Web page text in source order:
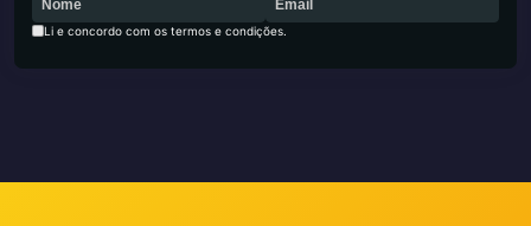
Li e concordo com os termos e condições.